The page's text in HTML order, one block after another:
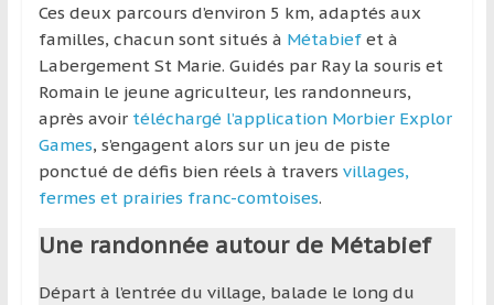
en
profitant
de
découverte
culturelle
d’un
pays
d’une
région
Ces deux parcours d’environ 5 km, adaptés aux
familles, chacun sont situés à Métabief et à
Labergement St Marie. Guidés par Ray la souris et
Romain le jeune agriculteur, les randonneurs,
après avoir téléchargé l’application Morbier Explor
Games, s’engagent alors sur un jeu de piste
ponctué de défis bien réels à travers villages,
fermes et prairies franc-comtoises.
Une randonnée autour de Métabief
Départ à l’entrée du village, balade le long du